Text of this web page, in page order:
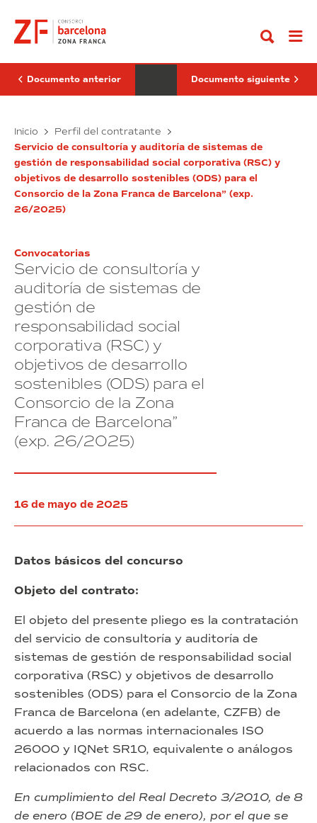
contenido
servicio
de
actualización
instalaciones
de
accesos
e
interfonía
del
edificio
Torre
(exp.
Documento anterior
la
ejecución
desplegar
proyectos
operativos
de
la
Franca
Documento siguiente
Inicio Perfil del contratante
Servicio de consultoría y auditoría de sistemas de
gestión de responsabilidad social corporativa (RSC) y
objetivos de desarrollo sostenibles (ODS) para el
Consorcio de la Zona Franca de Barcelona” (exp.
26/2025)
Convocatorias
Servicio de consultoría y
auditoría de sistemas de
gestión de
responsabilidad social
corporativa (RSC) y
objetivos de desarrollo
sostenibles (ODS) para el
Consorcio de la Zona
Franca de Barcelona”
(exp. 26/2025)
16 de mayo de 2025
Datos básicos del concurso
Objeto del contrato:
El objeto del presente pliego es la contratación
del servicio de consultoría y auditoría de
sistemas de gestión de responsabilidad social
corporativa (RSC) y objetivos de desarrollo
sostenibles (ODS) para el Consorcio de la Zona
Franca de Barcelona (en adelante, CZFB) de
acuerdo a las normas internacionales ISO
26000 y IQNet SR10, equivalente o análogos
relacionados con RSC.
En cumplimiento del Real Decreto 3/2010, de 8
de enero (BOE de 29 de enero), por el que se
y
servicio
de
actualización
de
instalaciones
control
de
accesos
e
interfonía
edificio
Torre
Tarragona”
(exp.
21/2025)
acompañamiento
y
asesoramiento
en
Management
necesario
para
los
distintos
Zona